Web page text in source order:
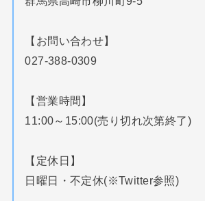
【お問い合わせ】
027-388-0309
【営業時間】
11:00～15:00(売り切れ次第終了)
【定休日】
日曜日・不定休(※Twitter参照)